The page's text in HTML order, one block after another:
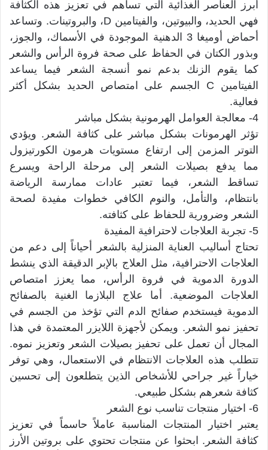
أبرز العناصر الغذائية التي تساهم في تعزيز هذه الكثافة
فهي الحديد، والبيوتين، والفيتامين D، والبروتينات. وتساعد
أحماض أوميغا 3 الدهنية الموجودة في الأسماك، والجوز،
وبذور الكتان في الحفاظ على صحة فروة الرأس والشعر
كما يقوم الزنك بدعم نمو أنسجة الشعر فيما يساعد
الفيتامين C الجسم على امتصاص الحديد بشكل أكثر
فعالية.
4- معالجة العوامل الهرمونية بشكل مباشر
تؤثر الهرمونات بشكل مباشر على كثافة الشعر. ويؤدي
التوتر المزمن إلى ارتفاع مستويات هرمون الكورتيزول
مما يدفع بصيلات الشعر إلى مرحلة الراحة ويسرع
تساقط الشعر، فيما تعتبر عادات ممارسة الرياضة
بانتظام، والتأمل، والنوم الكافي خطوات مفيدة لصحة
الشعر وضرورية للحفاظ على كثافته.
5- تجربة العلاجات لاحترافية المفيدة
تحتاج أساليب العناية المنزلية بالشعر أحياناً إلى دعم من
العلاجات الاحترافية، مثل العلاج بالإبر الدقيقة الذي ينشط
الدورة الدموية في فروة الرأس، مما يعزز امتصاص
العلاجات الموضعية. أما علاج البلازما الغنية بالصفائح
الدموية فيستخدم صفائح الدم التي تؤخذ من الجسم في
تحفيز نمو الشعر. ويمكن لأجهزة اللايزر المعتمدة في هذا
المجال أن تعمل على تحفيز بصيلات الشعر وتعزيز نموه.
تتطلب هذه العلاجات الانتظام في الاستعمال، وهي توفر
خياراً غير جراحي للأشخاص الذين يتطلعون إلى تحسين
كثافة شعرهم بشكل طبيعي.
6- اختيار منتجات تناسب نوع الشعر
يعتبر اختيار المنتجات المناسبة عاملاً حاسماً في تعزيز
كثافة الشعر. ابحثوا عن منتجات تحتوي على بروتين الأرز